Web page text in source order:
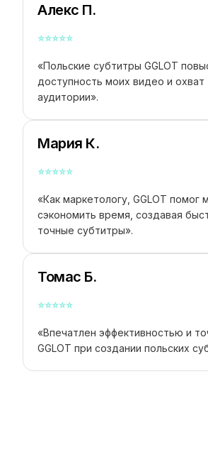
Алекс П.
⭐⭐⭐⭐⭐
«Польские субтитры GGLOT
доступность моих видео и охват
аудитории».
Мария К.
⭐⭐⭐⭐⭐
«Как маркетологу, GGLOT помог
сэкономить время, создавая
точные субтитры».
Томас Б.
⭐⭐⭐⭐⭐
«Впечатлен эффективностью и
GGLOT при создании польских